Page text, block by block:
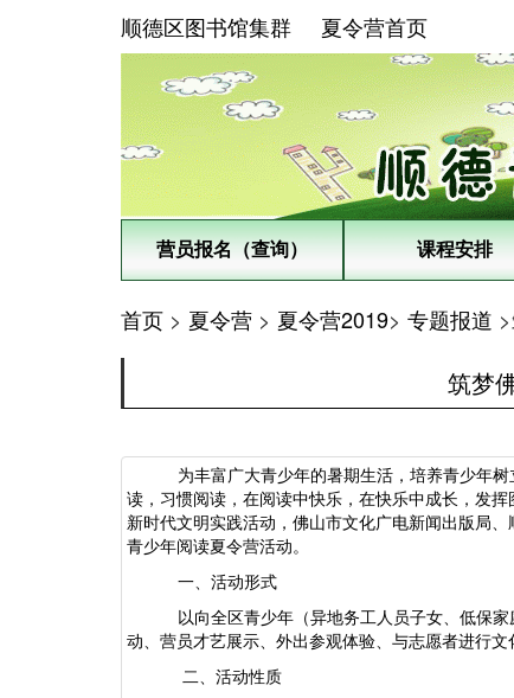
顺德区图书馆集群 夏令营首页
营员报名（查询） 课程安排
首页 > 夏令营 > 夏令营2019> 专题报道
筑梦
为丰富广大青少年的暑期生活，培养青少年
读，习惯阅读，在阅读中快乐，在快乐中成长，发
新时代文明实践活动，佛山市文化广电新闻出版局
青少年阅读夏令营活动。
一、活动形式
以向全区青少年（异地务工人员子女、低保
动、营员才艺展示、外出参观体验、与志愿者进行
二、活动性质